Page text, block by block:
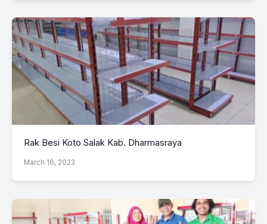
Rak Besi Koto Salak Kab. Dharmasraya
March 16, 2023